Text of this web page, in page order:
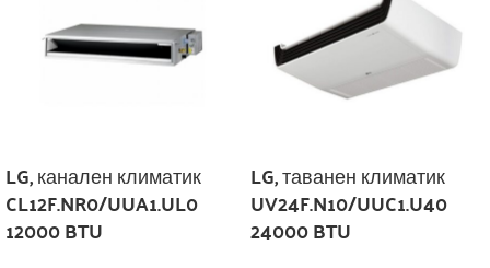
LG, канален климатик
CL12F.NR0/UUA1.UL0
12000 BTU
LG, таванен климатик
UV24F.N10/UUC1.U40
24000 BTU